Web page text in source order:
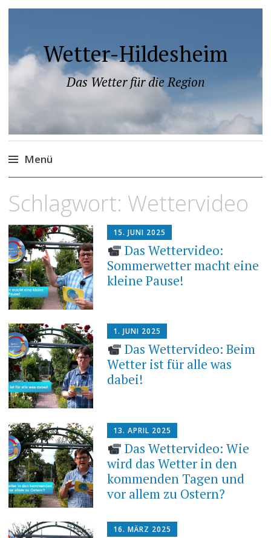
Wetter-Hildesheim
Das Wetter für die Region
Menü
Inhalt
Schlagwort: Wettervideo
15. JUNI 2025
Das Wettervideo:
Sommerwetter macht eine
kleine Pause!
1. JUNI 2025
Das Wettervideo: Beim
Wetter ist für alle was
dabei!
13. APRIL 2025
Das Wettervideo: Wie
wird das Wetter in den
kommenden Tagen und
vor allem zu Ostern?
16. MÄRZ 2025